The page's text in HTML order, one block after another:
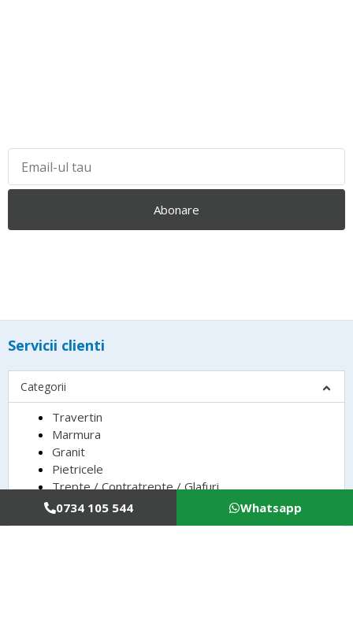
Abonare
Servicii clienti
Categorii
Travertin
Marmura
Granit
Pietricele
Trepte / Contratrepte / Glafuri
Informatii utile
0734 105 544 Whatsapp